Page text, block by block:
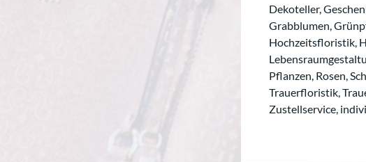
Dekoteller,
Grabblumen,
Hochzeitsfloristik,
Pflanzen, Rosen,
Trauerfloristik,
Zustellservice,